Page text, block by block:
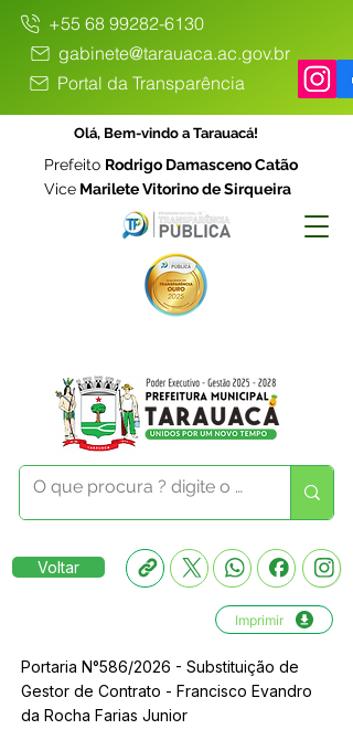
+55 68 99282-6130
gabinete@tarauaca.ac.gov.br
Portal da Transparência
Olá, Bem-vindo a Tarauacá!
Prefeito Rodrigo Damasceno Catão
Vice Marilete Vitorino de Sirqueira
Voltar
Imprimir
Portaria N°586/2026 - Substituição de
Gestor de Contrato - Francisco Evandro
da Rocha Farias Junior